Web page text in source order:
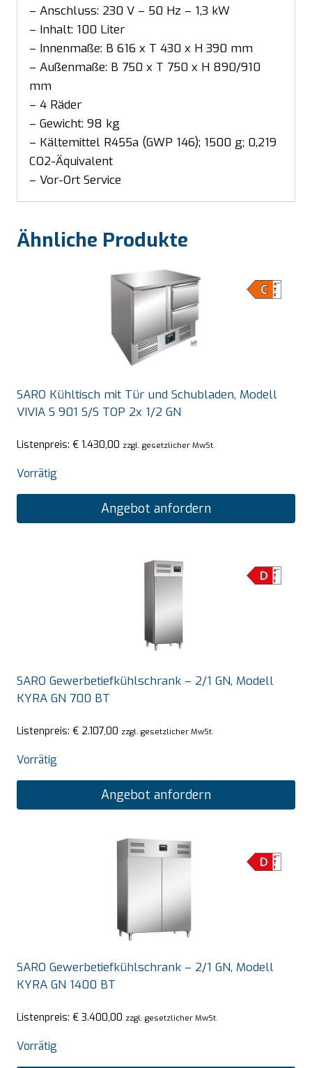
– Anschluss: 230 V – 50 Hz – 1,3 kW
– Inhalt: 100 Liter
– Innenmaße: B 616 x T 430 x H 390 mm
– Außenmaße: B 750 x T 750 x H 890/910
mm
– 4 Räder
– Gewicht: 98 kg
– Kältemittel R455a (GWP 146); 1500 g; 0,219
CO2-Äquivalent
– Vor-Ort Service
Ähnliche Produkte
SARO Kühltisch mit Tür und Schubladen, Modell
VIVIA S 901 S/S TOP 2x 1/2 GN
Listenpreis: € 1.430,00 zzgl. gesetzlicher MwSt.
Vorrätig
Angebot anfordern
SARO Gewerbetiefkühlschrank – 2/1 GN, Modell
KYRA GN 700 BT
Listenpreis: € 2.107,00 zzgl. gesetzlicher MwSt.
Vorrätig
Angebot anfordern
SARO Gewerbetiefkühlschrank – 2/1 GN, Modell
KYRA GN 1400 BT
Listenpreis: € 3.400,00 zzgl. gesetzlicher MwSt.
Vorrätig